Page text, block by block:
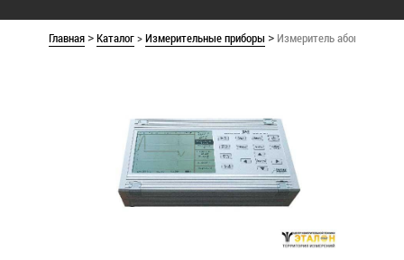
Главная >Каталог>Измерительные приборы > Измеритель